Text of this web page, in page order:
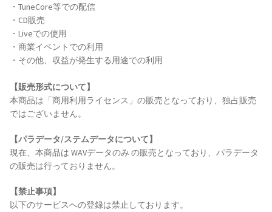
・TuneCore等での配信
・CD販売
・Liveでの使用
・商業イベントでの利用
・その他、収益が発生する用途での利用
【販売形式について】
本商品は「商用利用ライセンス」の販売となっており、独占販売
ではございません。
【パラデータ/ステムデータについて】
現在、本商品は WAVデータのみ の販売となっており、パラデータ
の販売は行っておりません。
【禁止事項】
以下のサービスへの登録は禁止しております。